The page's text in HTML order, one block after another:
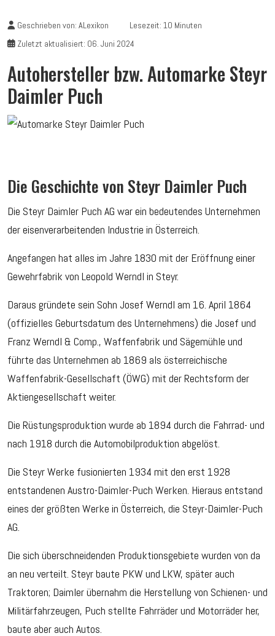
Geschrieben von: ALexikon
Lesezeit: 10 Minuten
Zuletzt aktualisiert: 06. Juni 2024
Autohersteller bzw. Automarke Steyr
Daimler Puch
Die Geschichte von Steyr Daimler Puch
Die Steyr Daimler Puch AG war ein bedeutendes Unternehmen
der eisenverarbeitenden Industrie in Österreich.
Angefangen hat alles im Jahre 1830 mit der Eröffnung einer
Gewehrfabrik von Leopold Werndl in Steyr.
Daraus gründete sein Sohn Josef Werndl am 16. April 1864
(offizielles Geburtsdatum des Unternehmens) die Josef und
Franz Werndl & Comp., Waffenfabrik und Sägemühle und
führte das Unternehmen ab 1869 als österreichische
Waffenfabrik-Gesellschaft (ÖWG) mit der Rechtsform der
Aktiengesellschaft weiter.
Die Rüstungsproduktion wurde ab 1894 durch die Fahrrad- und
nach 1918 durch die Automobilproduktion abgelöst.
Die Steyr Werke fusionierten 1934 mit den erst 1928
entstandenen Austro-Daimler-Puch Werken. Hieraus entstand
eines der größten Werke in Österreich, die Steyr-Daimler-Puch
AG.
Die sich überschneidenden Produktionsgebiete wurden von da
an neu verteilt. Steyr baute PKW und LKW, später auch
Traktoren; Daimler übernahm die Herstellung von Schienen- und
Militärfahrzeugen, Puch stellte Fahrräder und Motorräder her,
baute aber auch Autos.